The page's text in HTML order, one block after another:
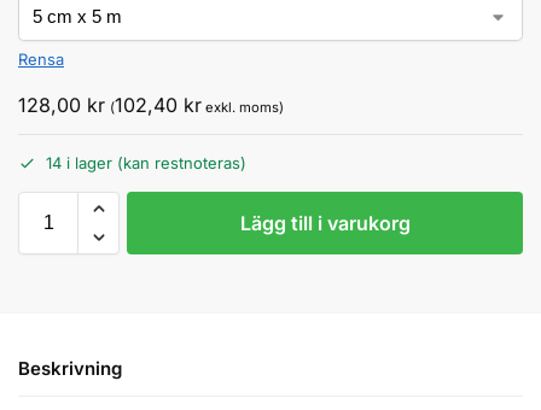
Rensa
128,00 kr (102,40 kr exkl. moms)
14 i lager (kan restnoteras)
Lägg till i varukorg
Beskrivning